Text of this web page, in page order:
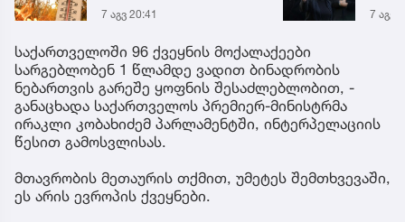
გრადუსიან სიცხეს
7 აგვ 20:41
ნია
7 აგვ
საქართველოში 96 ქვეყნის მოქალაქეები
სარგებლობენ 1 წლამდე ვადით ბინადრობის
ნებართვის გარეშე ყოფნის შესაძლებლობით, -
განაცხადა საქართველოს პრემიერ-მინისტრმა
ირაკლი კობახიძემ პარლამენტში, ინტერპელაციის
წესით გამოსვლისას.
მთავრობის მეთაურის თქმით, უმეტეს შემთხვევაში,
ეს არის ევროპის ქვეყნები.